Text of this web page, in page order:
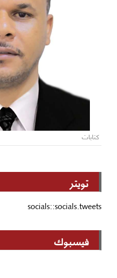
كتابات
تويتر
socials::socials.tweets
فيسبوك